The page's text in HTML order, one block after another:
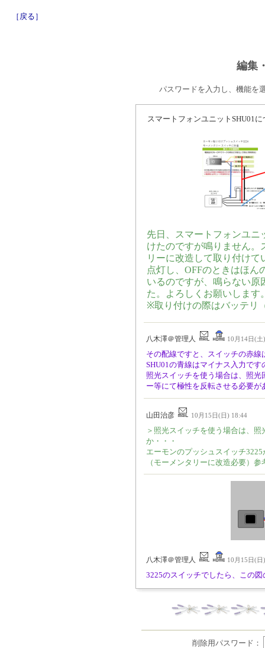
［戻る］
編集
パスワードを入力し、機能を
スマートフォンユニットSHU01に
先日、スマートフォンユニ
けたのですが鳴りません。
リーに改造して取り付け
点灯し、OFFのときはほん
いるのですが、鳴らない原
た。よろしくお願いします
※取り付けの際はバッテリ
八木澤＠管理人 10月14日(土
その配線ですと、スイッチの赤
SHU01の青線はマイナス入力で
照光スイッチを使う場合は、照
ー等にて極性を反転させる必要が
山田治彦 10月15日(日) 18:44
＞照光スイッチを使う場合は、
か・・・
エーモンのプッシュスイッチ
（モーメンタリーに改造必要）
八木澤＠管理人 10月15日(日
3225のスイッチでしたら、この
削除用パスワード：